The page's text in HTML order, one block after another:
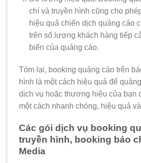
chí và truyền hình cũng cho
hiệu quả chiến dịch quảng cáo
trên số lượng khách hàng tiếp
biến của quảng cáo.
Tóm lại, booking quảng cáo trên
hình là một cách hiệu quả để
dịch vụ hoặc thương hiệu của bạn
một cách nhanh chóng, hiệu quả
Các gói dịch vụ booking
truyền hình, booking báo
Media